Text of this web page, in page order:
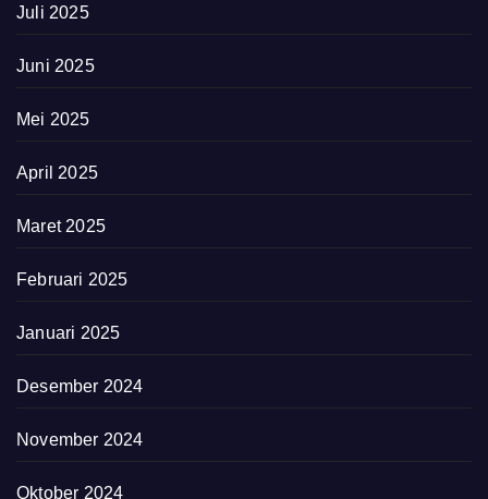
Juli 2025
Juni 2025
Mei 2025
April 2025
Maret 2025
Februari 2025
Januari 2025
Desember 2024
November 2024
Oktober 2024